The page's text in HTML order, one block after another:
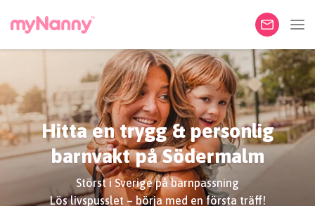
Hitta en trygg & personlig
barnvakt på Södermalm
Störst i Sverige på barnpassning
Lös livspusslet – börja med en första träff!